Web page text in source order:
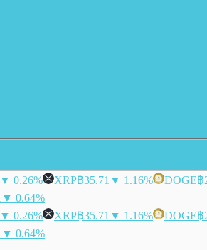
▼ 0.26% XRP฿35.71 ▼ 1.16% DOGE฿
▼ 0.64%
▼ 0.26% XRP฿35.71 ▼ 1.16% DOGE฿
▼ 0.64%